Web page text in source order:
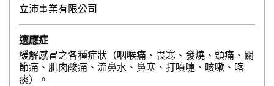
立沛事業有限公司
適應症
緩解感冒之各種症狀（咽喉痛、畏寒、發燒、頭痛、關
節痛、肌肉酸痛、流鼻水、鼻塞、打噴嚏、咳嗽、喀
痰）。